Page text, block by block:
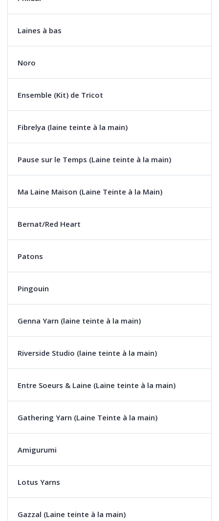
Laines à bas
Noro
Ensemble (Kit) de Tricot
Fibrelya (laine teinte à la main)
Pause sur le Temps (Laine teinte à la main)
Ma Laine Maison (Laine Teinte à la Main)
Bernat/Red Heart
Patons
Pingouin
Genna Yarn (laine teinte à la main)
Riverside Studio (laine teinte à la main)
Entre Soeurs & Laine (Laine teinte à la main)
Gathering Yarn (Laine Teinte à la main)
Amigurumi
Lotus Yarns
Gazzal (Laine teinte à la main)